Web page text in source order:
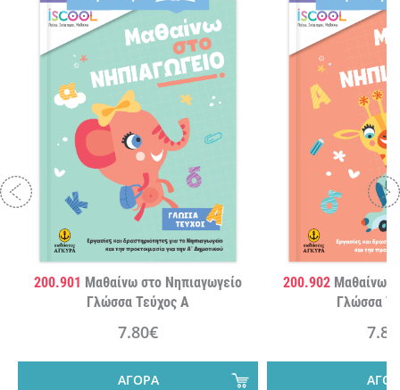
200.901 Μαθαίνω στο Νηπιαγωγείο
Γλώσσα Τεύχος Α
7.80€
ΑΓΟΡΑ
200.902 Μαθαίνω
Γλώσσα